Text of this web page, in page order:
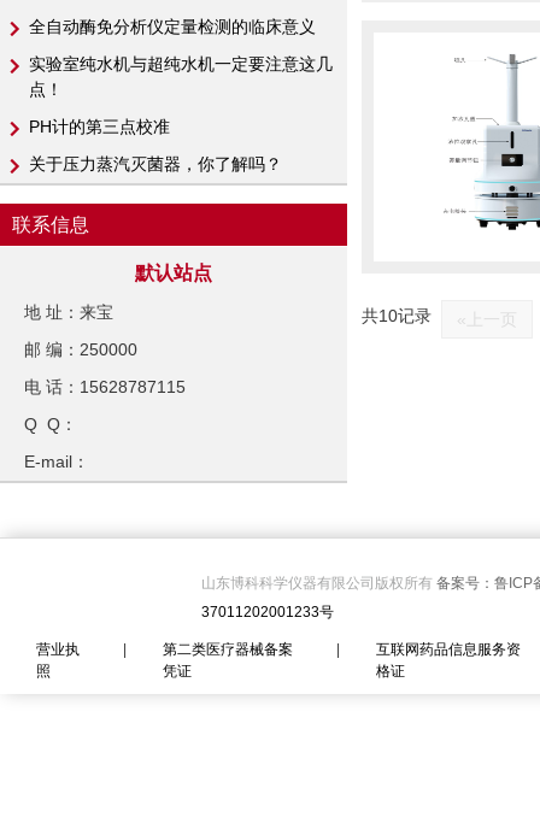
全自动酶免分析仪定量检测的临床意义
实验室纯水机与超纯水机一定要注意这几
点！
PH计​的第三点校准
关于压力蒸汽灭菌器，你了解吗？
联系信息
默认站点
地 址：来宝
邮 编：250000
电 话：15628787115
Q Q：
E-mail：
共10记录 «上一页
山东博科科学仪器有限公司版权所有备案号：鲁
37011202001233号
营业执
照
第二类医疗器械备案
凭证
互联网药品信息服务资
格证